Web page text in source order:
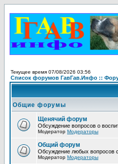
Текущее время 07/08/2026 03:56
Список форумов ГавГав.Инфо ::
Общие форумы
Щенячий форум
Обсуждение вопросов о
Модератор Модераторы
Общий форум
Обсуждение любых вопросов
Модератор Модераторы